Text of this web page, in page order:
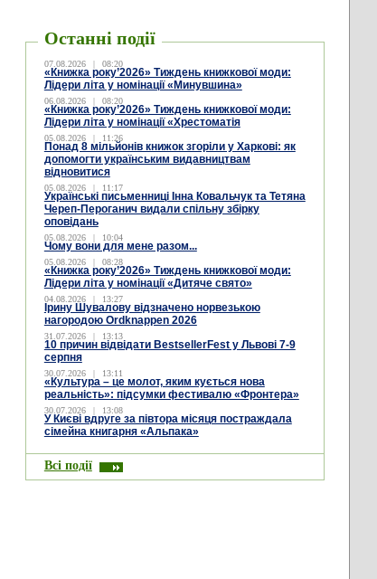
Останні події
07.08.2026 | 08:20
«Книжка року’2026» Тиждень книжкової моди:
Лідери літа у номінації «Минувшина»
06.08.2026 | 08:20
«Книжка року’2026» Тиждень книжкової моди:
Лідери літа у номінації «Хрестоматія
05.08.2026 | 11:26
Понад 8 мільйонів книжок згоріли у Харкові: як
допомогти українським видавництвам
відновитися
05.08.2026 | 11:17
Українські письменниці Інна Ковальчук та Тетяна
Череп-Пероганич видали спільну збірку
оповідань
05.08.2026 | 10:04
Чому вони для мене разом...
05.08.2026 | 08:28
«Книжка року’2026» Тиждень книжкової моди:
Лідери літа у номінації «Дитяче свято»
04.08.2026 | 13:27
Ірину Шувалову відзначено норвезькою
нагородою Ordknappen 2026
31.07.2026 | 13:13
10 причин відвідати BestsellerFest у Львові 7-9
серпня
30.07.2026 | 13:11
«Культура – це молот, яким кується нова
реальність»: підсумки фестивалю «Фронтера»
30.07.2026 | 13:08
У Києві вдруге за півтора місяця постраждала
сімейна книгарня «Альпака»
Всі події